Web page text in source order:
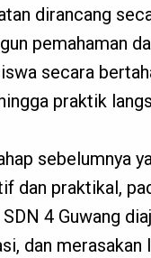
dirancang
pemahaman
secara
praktik
sebelumnya
dan praktikal,
4 Guwang
dan merasakan